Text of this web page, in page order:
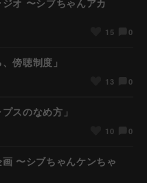
15 0
傍聴制度」
13 0
スのなめ方」
10 0
〜シブちゃんケンちゃ